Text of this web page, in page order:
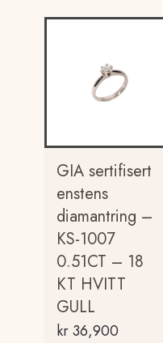
GIA sertifisert
enstens
diamantring –
KS-1007
0.51CT – 18
KT HVITT
GULL
kr36,900